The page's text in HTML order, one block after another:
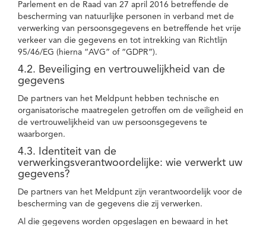
Parlement en de Raad van 27 april 2016 betreffende de
bescherming van natuurlijke personen in verband met de
verwerking van persoonsgegevens en betreffende het vrije
verkeer van die gegevens en tot intrekking van Richtlijn
95/46/EG (hierna “AVG” of “GDPR”).
4.2. Beveiliging en vertrouwelijkheid van de
gegevens
De partners van het Meldpunt hebben technische en
organisatorische maatregelen getroffen om de veiligheid en
de vertrouwelijkheid van uw persoonsgegevens te
waarborgen.
4.3. Identiteit van de
verwerkingsverantwoordelijke: wie verwerkt uw
gegevens?
De partners van het Meldpunt zijn verantwoordelijk voor de
bescherming van de gegevens die zij verwerken.
Al die gegevens worden opgeslagen en bewaard in het